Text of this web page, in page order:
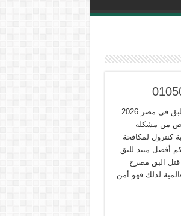
مبيد البق الحل الوحيد للتخص من البق في مصر 2026
من مشكلة
كنترول لمكافحة
أفضل مبيد للبق
قتل البق مصرح
لذلك فهو أمن